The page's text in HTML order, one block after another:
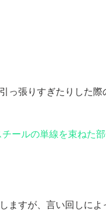
っ張りすぎたりした際
ールの単線を束ねた
ますが、言い回しによ